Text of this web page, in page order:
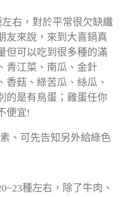
左右，對於平常很欠缺纖
友來說，來到大喜鍋真
但可以吃到很多種的滿
青江菜、南瓜、金針
香菇、綠苦瓜、絲瓜、
的是有鳥蛋；雞蛋任你
便宜!
、可先告知另外給綠色
種左右，除了牛肉、